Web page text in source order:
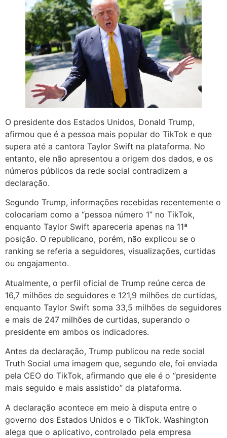
O presidente dos Estados Unidos, Donald Trump,
afirmou que é a pessoa mais popular do TikTok e que
supera até a cantora Taylor Swift na plataforma. No
entanto, ele não apresentou a origem dos dados, e os
números públicos da rede social contradizem a
declaração.
Segundo Trump, informações recebidas recentemente o
colocariam como a “pessoa número 1” no TikTok,
enquanto Taylor Swift apareceria apenas na 11ª
posição. O republicano, porém, não explicou se o
ranking se referia a seguidores, visualizações, curtidas
ou engajamento.
Atualmente, o perfil oficial de Trump reúne cerca de
16,7 milhões de seguidores e 121,9 milhões de curtidas,
enquanto Taylor Swift soma 33,5 milhões de seguidores
e mais de 247 milhões de curtidas, superando o
presidente em ambos os indicadores.
Antes da declaração, Trump publicou na rede social
Truth Social uma imagem que, segundo ele, foi enviada
pela CEO do TikTok, afirmando que ele é o “presidente
mais seguido e mais assistido” da plataforma.
A declaração acontece em meio à disputa entre o
governo dos Estados Unidos e o TikTok. Washington
alega que o aplicativo, controlado pela empresa